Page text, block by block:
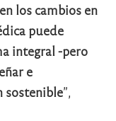
los cambios en
puede
integral -pero
e
sostenible”,